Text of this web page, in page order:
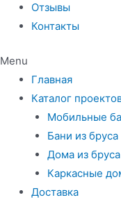
Отзывы
Контакты
Menu
Главная
Каталог
Мобильные
Бани из бруса
Дома из бруса
Каркасные
Доставка